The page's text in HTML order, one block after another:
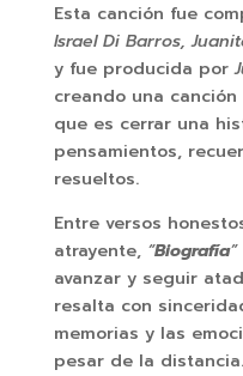
Esta canción fue
Israel Di Barros,
y fue producida por
creando una
que es cerrar una
pensamientos,
resueltos.
Entre versos
atrayente, “Biografía”
avanzar y seguir
resalta con
memorias y las
pesar de la distancia.